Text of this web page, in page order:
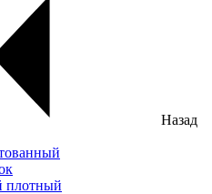
Назад
плотный